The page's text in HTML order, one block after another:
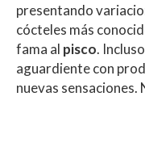
presentando
cócteles más
fama al pisco.
aguardiente con
nuevas sensaciones.